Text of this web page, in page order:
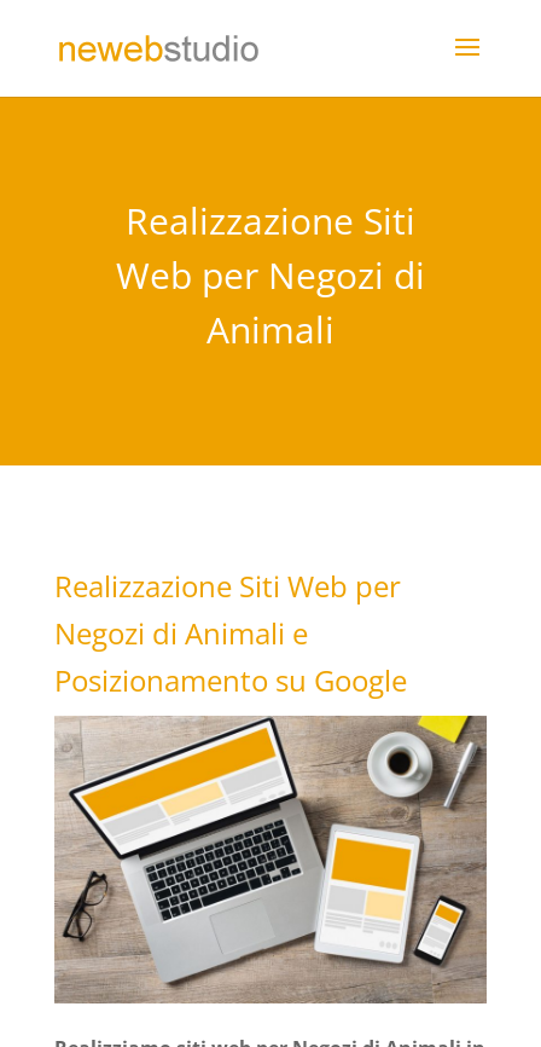
Realizzazione Siti
Web per Negozi di
Animali
Realizzazione Siti Web per
Negozi di Animali e
Posizionamento su Google